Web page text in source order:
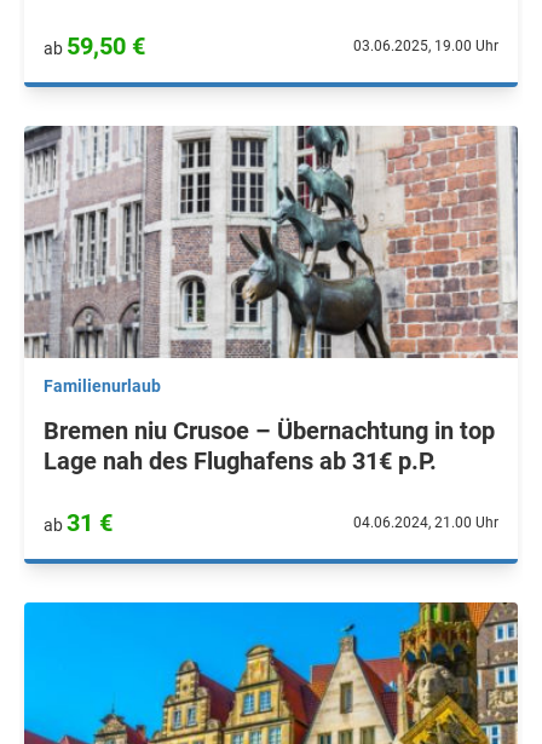
ab 59,50 € 03.06.2025, 19.00 Uhr
Familienurlaub
Bremen niu Crusoe – Übernachtung in top
Lage nah des Flughafens ab 31€ p.P.
ab31 € 04.06.2024, 21.00 Uhr